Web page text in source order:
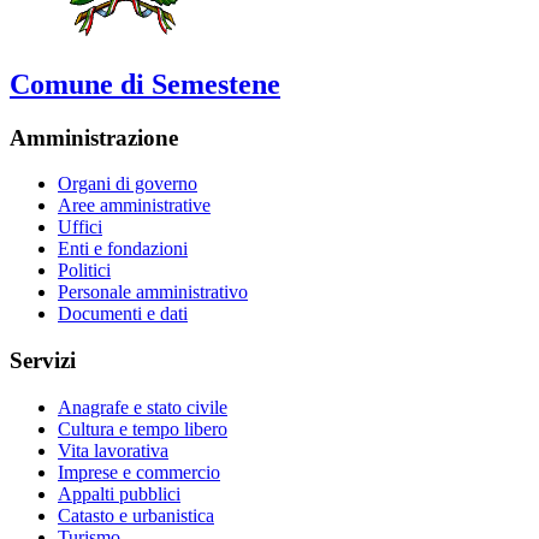
Comune di Semestene
Amministrazione
Organi di governo
Aree amministrative
Uffici
Enti e fondazioni
Politici
Personale amministrativo
Documenti e dati
Servizi
Anagrafe e stato civile
Cultura e tempo libero
Vita lavorativa
Imprese e commercio
Appalti pubblici
Catasto e urbanistica